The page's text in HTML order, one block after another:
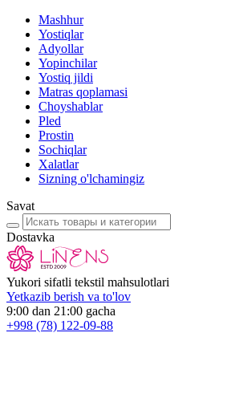
Mashhur
Yostiqlar
Adyollar
Yopinchilar
Yostiq jildi
Matras qoplamasi
Choyshablar
Pled
Prostin
Sochiqlar
Xalatlar
Sizning o'lchamingiz
Savat
Dostavka
Yukori sifatli tekstil mahsulotlari
Yetkazib berish va to'lov
9:00 dan 21:00 gacha
+998 (78) 122-09-88